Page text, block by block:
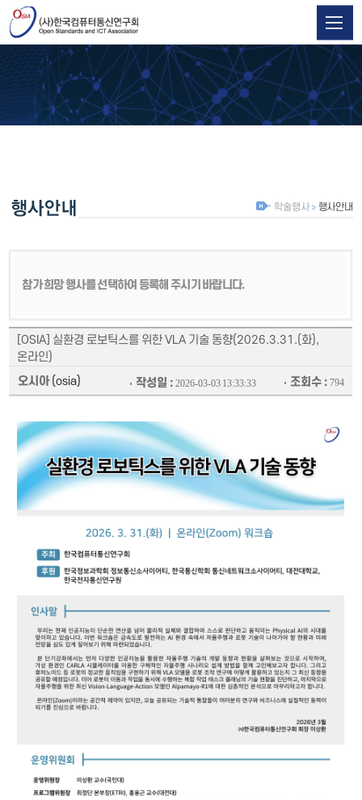
학술행사 행사안내
참가 희망 행사를 선택하여 등록해 주시기 바랍니다.
[OSIA] 실환경 로보틱스를 위한 VLA 기술 동향(2026.3.31.(화),
온라인)
오시아(osia) 작성일 :2026-03-03 13:33:33 조회수 :794